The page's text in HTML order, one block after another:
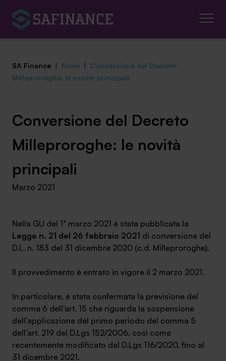
Mediazione Creditizia
Finanza Agevolata
Centro studi
News ed eventi
Ambassador
SA Finance | News | Conversione del Decreto
Milleproroghe: le novità principali
Conversione del Decreto
Milleproroghe: le novità
principali
Marzo 2021
Nella GU del 1° marzo 2021 è stata pubblicata la
Legge n. 21 del 26 febbraio 2021 di conversione del
D.L. n. 183 del 31 dicembre 2020 (c.d. Milleproroghe).
Il provvedimento è entrato in vigore il 2 marzo 2021.
In particolare, è stata confermata la previsione del
comma 6 dell’art. 15 che riguarda la sospensione
dell’applicazione del primo periodo del comma 5
dell’art. 219 del D.Lgs 152/2006, così come
recentemente modificato dal D.Lgs 116/2020, fino al
31 dicembre 2021.